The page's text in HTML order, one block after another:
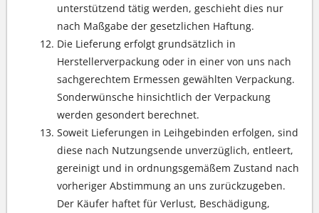
unterstützend tätig werden, geschieht dies nur
nach Maßgabe der gesetzlichen Haftung.
Die Lieferung erfolgt grundsätzlich in
Herstellerverpackung oder in einer von uns nach
sachgerechtem Ermessen gewählten Verpackung.
Sonderwünsche hinsichtlich der Verpackung
werden gesondert berechnet.
Soweit Lieferungen in Leihgebinden erfolgen, sind
diese nach Nutzungsende unverzüglich, entleert,
gereinigt und in ordnungsgemäßem Zustand nach
vorheriger Abstimmung an uns zurückzugeben.
Der Käufer haftet für Verlust, Beschädigung,